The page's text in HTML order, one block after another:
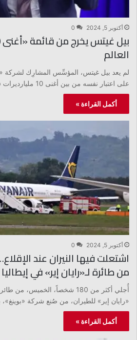
أكتوبر 5, 2024 0
العالم
لم يعد بيل غيتس، المؤسِّس المشارِك لشركة
على اعتبار نفسه من بين أغنى 10 مليارديرات في العالم. جاء…
أكمل القراءة »
أكتوبر 5, 2024 0
من طائرة لـ«رايان إير» في إيطاليا
أُجلي أكثر من 180 شخصاً، الخميس،
«رايان إير» للطيران، من صُنع شركة
أكمل القراءة »